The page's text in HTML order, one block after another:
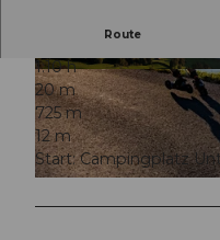
© Xaver Büeler, Schwyz Tourismus
Route
1:10 h
20 m
725 m
12 m
Start: Campingplatz